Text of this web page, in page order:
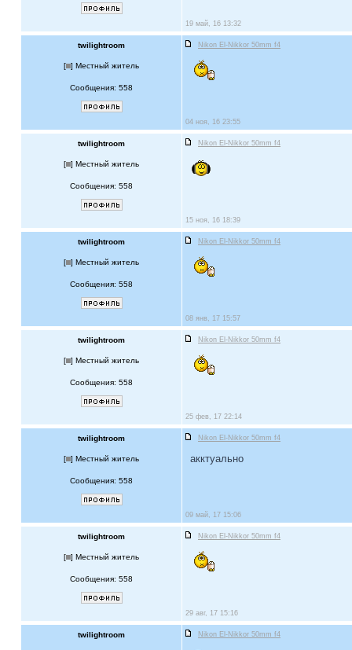
19 май, 16 13:32
twilightroom Nikon El-Nikkor 50mm f4
[ ] Местный житель
Сообщения: 558
04 ноя, 16 23:55
twilightroom Nikon El-Nikkor 50mm f4
[ ] Местный житель
Сообщения: 558
15 ноя, 16 18:39
twilightroom Nikon El-Nikkor 50mm f4
[ ] Местный житель
Сообщения: 558
08 янв, 17 15:57
twilightroom Nikon El-Nikkor 50mm f4
[ ] Местный житель
Сообщения: 558
25 фев, 17 22:14
twilightroom Nikon El-Nikkor 50mm f4
[ ] Местный житель
Сообщения: 558
акктуально
09 май, 17 15:06
twilightroom Nikon El-Nikkor 50mm f4
[ ] Местный житель
Сообщения: 558
29 авг, 17 15:16
twilightroom Nikon El-Nikkor 50mm f4